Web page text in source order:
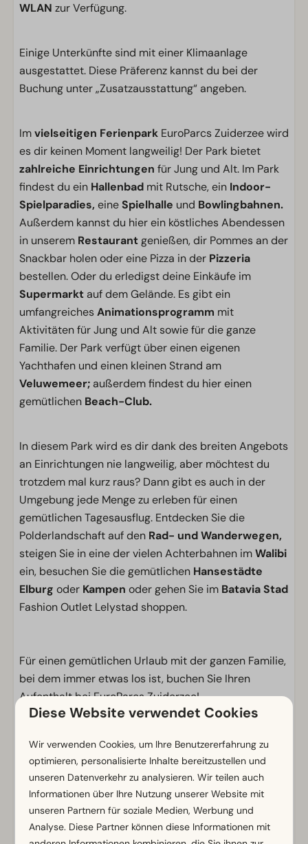
WLAN zur Verfügung.
Einige Unterkünfte sind mit einer Klimaanlage
ausgestattet. Diese Präferenz kannst du bei der
Buchung unter „Zusatzausstattung“ angeben.
Imvielseitigen Ferienpark EuroParcs Zuiderzee wird
es dir keinen Moment langweilig! Der Park bietet
zahlreiche Einrichtungen für Jung und Alt. Im Park
findest du ein Hallenbad mit Rutsche, ein Indoor-
Spielparadies, eine Spielhalle und Bowlingbahnen.
Außerdem kannst du hier ein köstliches Abendessen
in unserem Restaurantgenießen, dir Pommes an der
Snackbar holen oder eine Pizza in der Pizzeria
bestellen. Oder du erledigst deine Einkäufe im
Supermarktauf dem Gelände. Es gibt ein
umfangreichesAnimationsprogramm mit
Aktivitäten für Jung und Alt sowie für die ganze
Familie. Der Park verfügt über einen eigenen
Yachthafen und einen kleinen Strand am
Veluwemeer;außerdem findest du hier einen
gemütlichen Beach-Club.
In diesem Park wird es dir dank des breiten Angebots
an Einrichtungen nie langweilig, aber möchtest du
trotzdem mal kurz raus? Dann gibt es auch in der
Umgebung jede Menge zu erleben für einen
gemütlichen Tagesausflug. Entdecken Sie die
Polderlandschaft auf den Rad- und Wanderwegen,
steigen Sie in eine der vielen Achterbahnen imWalibi
ein, besuchen Sie die gemütlichen Hansestädte
Elburg oder Kampen oder gehen Sie im Batavia Stad
Fashion Outlet Lelystad shoppen.
Für einen gemütlichen Urlaub mit der ganzen Familie,
bei dem immer etwas los ist, buchen Sie Ihren
Aufenthalt bei EuroParcs Zuiderzee!
Allgemein
Nichtraucher
WLAN (gratis)
Elektro-Kamin
Parkmöglichkeit in der Nähe der Ferienunterkunft
Diese Website verwendet Cookies
Wir verwenden Cookies, um Ihre Benutzererfahrung zu
optimieren, personalisierte Inhalte bereitzustellen und
unseren Datenverkehr zu analysieren. Wir teilen auch
Informationen über Ihre Nutzung unserer Website mit
unseren Partnern für soziale Medien, Werbung und
Analyse. Diese Partner können diese Informationen mit